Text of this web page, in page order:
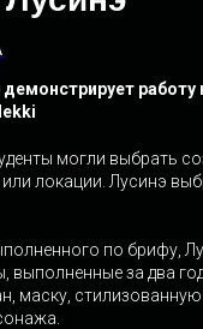
работу
могли выбрать
локации. Лусинэ
по брифу,
выполненные за два
маску,